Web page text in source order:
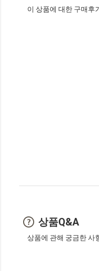
이 상품에 대한 구매후
상품Q&A
상품에 관해 궁금한 사